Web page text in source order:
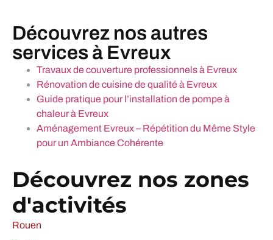
Découvrez nos autres
services à Evreux
Travaux de couverture professionnels à Evreux
Rénovation de cuisine de qualité à Evreux
Guide pratique pour l’installation de pompe à
chaleur à Evreux
Aménagement Evreux – Répétition du Même Style
pour un Ambiance Cohérente
Découvrez nos zones
d'activités
Rouen